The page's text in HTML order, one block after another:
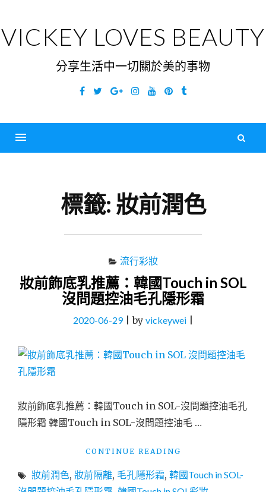
content
VICKEY LOVES BEAUTY
分享生活中一切關於美的事物
Facebook
TwitterGoogleInstagramYouTubePinterest
Tumblr
標籤: 妝前潤色
流行彩妝
妝前飾底乳推薦：韓國Touch in SOL
沒問題控油毛孔隱形霜
2020-06-29|by vickeywei|
妝前飾底乳推薦：韓國Touch in SOL-沒問題控油毛孔
隱形霜 韓國Touch in SOL-沒問題控油毛 …
CONTINUE READING
飾
底
妝前潤色, 妝前隔離, 毛孔隱形霜, 韓國Touch in SOL-